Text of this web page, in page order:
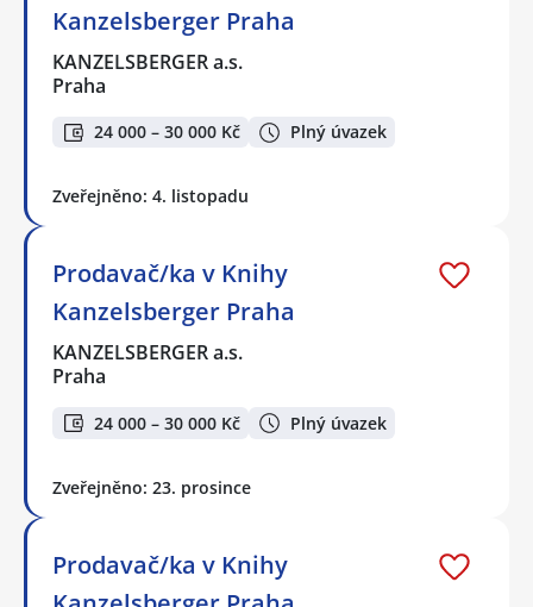
Kanzelsberger Praha
KANZELSBERGER a.s.
Praha
24 000 – 30 000 Kč Plný úvazek
Zveřejněno: 4. listopadu
Prodavač/ka v Knihy
Kanzelsberger Praha
KANZELSBERGER a.s.
Praha
24 000 – 30 000 Kč Plný úvazek
Zveřejněno: 23. prosince
Prodavač/ka v Knihy